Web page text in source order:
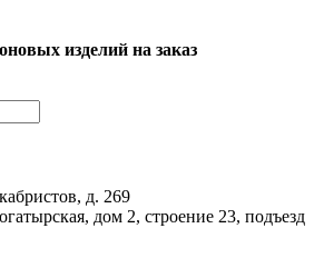
изделий на заказ
д. 269
дом 2, строение 23, подъезд